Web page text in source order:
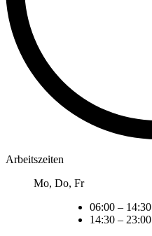
Arbeitszeiten
Mo, Do, Fr
06:00 – 14:30
14:30 – 23:00